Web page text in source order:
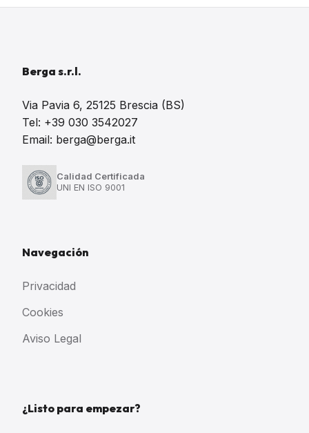
Berga s.r.l.
Via Pavia 6, 25125 Brescia (BS)
Tel: +39 030 3542027
Email: berga@berga.it
Calidad Certificada
UNI EN ISO 9001
Navegación
Privacidad
Cookies
Aviso Legal
¿Listo para empezar?